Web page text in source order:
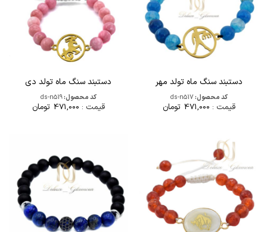
دستبند سنگ ماه تولد مهر
کد محصول:ds-n517
قیمت : 471,000 تومان
دستبند سنگ ماه تولد دی
کد محصول:ds-n519
قیمت : 471,000 تومان